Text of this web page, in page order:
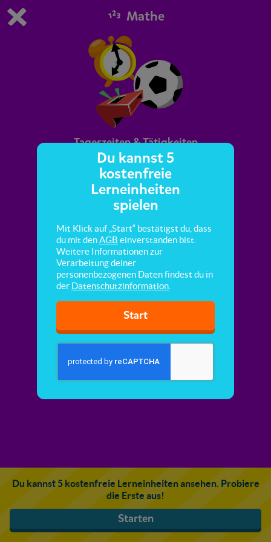
Du spielst die kostenfreie Testversion von scoyo.
Jetzt bestellen
0 1
Mathe
Tageszeiten & Tätigkeiten
Hier lernst du den Tageszeiten Uhrzeiten und
Tätigkeiten zuzuordnen.
Du kannst 5 kostenfreie Lerneinheiten ansehen. Probiere
die Erste aus!
Starten
Du kannst 5
kostenfreie
Lerneinheiten
spielen
Mit Klick auf „Start“ bestätigst du, dass
du mit denAGB einverstanden bist.
Weitere Informationen zur
Verarbeitung deiner
personenbezogenen Daten findest du in
der Datenschutzinformation
Start